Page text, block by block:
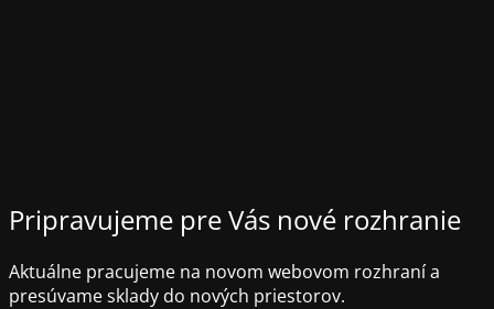
Pripravujeme pre Vás nové rozhranie
Aktuálne pracujeme na novom webovom rozhraní a
presúvame sklady do nových priestorov.